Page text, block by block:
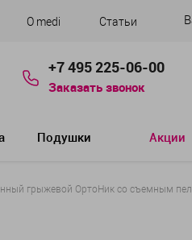
О medi Статьи
+7 495 225-06-00
Заказать звонок
Подушки Акции
грыжевой ОртоНик со съемным